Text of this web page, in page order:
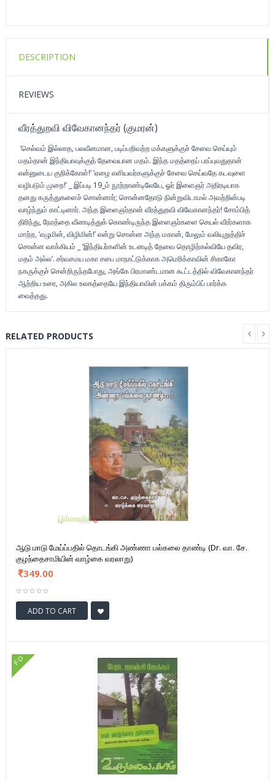
DESCRIPTION
REVIEWS
வீரத்துறவி விவேகானந்தர் (குமரன்)
‘செல்வம் இல்லாத, பலவீனமான, படிப்பறிவற்ற மக்களுக்குச் சேவை செய்யும்
மதம்தான் இந்தியாவுக்குத் தேவையான மதம். இந்த மதத்தைப் பரப்புவதுதான்
என்னுடைய குறிக்கோள்!’ ‘ஏழை எளியவர்களுக்குச் சேவை செய்வதே கடவுளை
வழிபடும் முறை!’ _ இப்படி 19_ம் நூற்றாண்டிலேயே, ஓர் இளைஞர் அதிரடியாக
தனது கருத்துகளைச் சொன்னார்; சொன்னதோடு நின்றுவிடாமல் அவற்றின்படி
வாழ்ந்தும் காட்டினார். அந்த இளைஞர்தான் வீரத்துறவி விவேகானந்தர்! சோம்பித்
திரிந்து, நேரத்தை வீணடித்துக் கொண்டிருந்த இளைஞர்களை செயல் வீரர்களாக
மாற்ற, ‘எழுமின், விழிமின்!’ என்று சொன்ன அந்த மகான், மேலும் வலியுறுத்திச்
சொன்ன வாக்கியம் _ ‘இந்தியர்களின் உடனடித் தேவை தொழிற்கல்வியே தவிர,
மதம் அல்ல’. சர்வசமய மகா சபை மாநாட்டுக்காக அமெரிக்காவின் சிகாகோ
நகருக்குச் சென்றிருந்தபோது, அங்கே பிரமாண்டமான கூட்டத்தில் விவேகானந்தர்
ஆற்றிய உரை, அகில உலகத்தையே இந்தியாவின் பக்கம் திரும்பிப் பார்க்க
வைத்தது.
RELATED PRODUCTS
ஆடு மாடு மேய்ப்பதில் தொடங்கி அண்ணா பல்கலை தாண்டி (Dr. வா. சே.
குழந்தைசாமியின் வாழ்கை வரலாறு)
349.00
ADD TO CART
FD